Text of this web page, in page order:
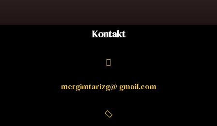
Kontakt
mergimtarizg@ gmail.com